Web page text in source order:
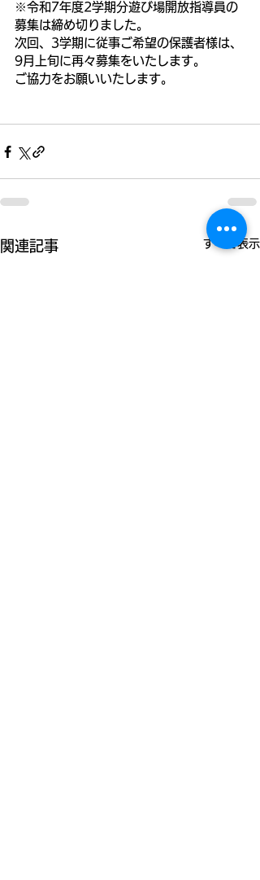
※令和7年度2学期分遊び場開放指導員の
募集は締め切りました。
次回、3学期に従事ご希望の保護者様は、
9月上旬に再々募集をいたします。
ご協力をお願いいたします。
関連記事 すべて表示